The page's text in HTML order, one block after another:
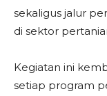
sekaligus jalur
di sektor
Kegiatan ini
setiap program